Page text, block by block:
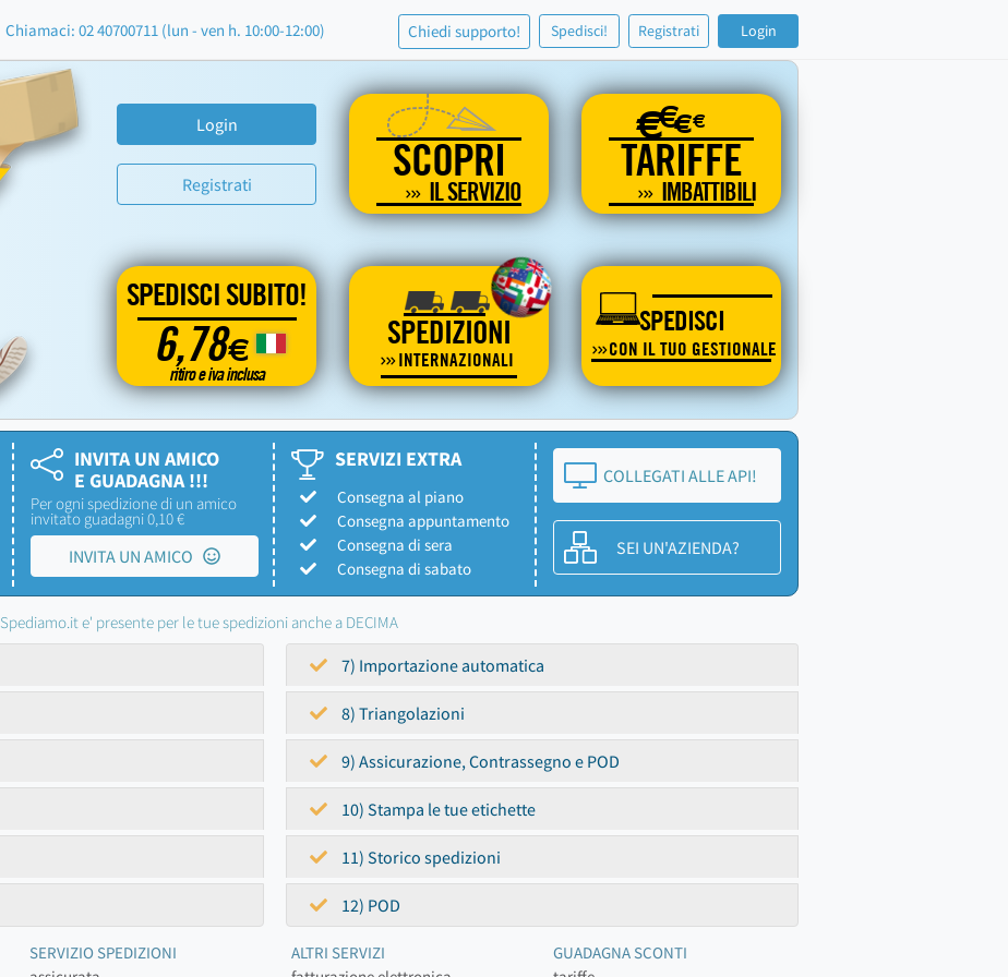
Chiamaci: 02 40700711 (lun - ven h. 10:00-12:00) Chiedi supporto! Spedisci! Registrati Login
Login
Registrati SCOPRI
IL SERVIZIO
€€€€
TARIFFE
IMBATTIBILI
SPEDISCI SUBITO!
6,78€
ritiro e iva inclusa
SPEDIZIONI
INTERNAZIONALI
SPEDISCI
CON IL TUO GESTIONALE
INVITA UN AMICO
E GUADAGNA !!!
Per ogni spedizione di un amico
invitato guadagni 0,10 €
INVITA UN AMICO
SERVIZI EXTRA
Consegna al piano
Consegna appuntamento
Consegna di sera
Consegna di sabato
COLLEGATI ALLE API!
SEI UN'AZIENDA?
Spediamo.it e' presente per le tue spedizioni anche a DECIMA
7) Importazione automatica
8) Triangolazioni
9) Assicurazione, Contrassegno e POD
10) Stampa le tue etichette
11) Storico spedizioni
12) POD
SERVIZIO SPEDIZIONI
ALTRI SERVIZI
GUADAGNA SCONTI